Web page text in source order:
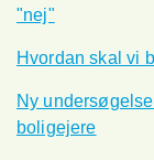
"nej"
Hvordan skal vi
Ny
boligejere